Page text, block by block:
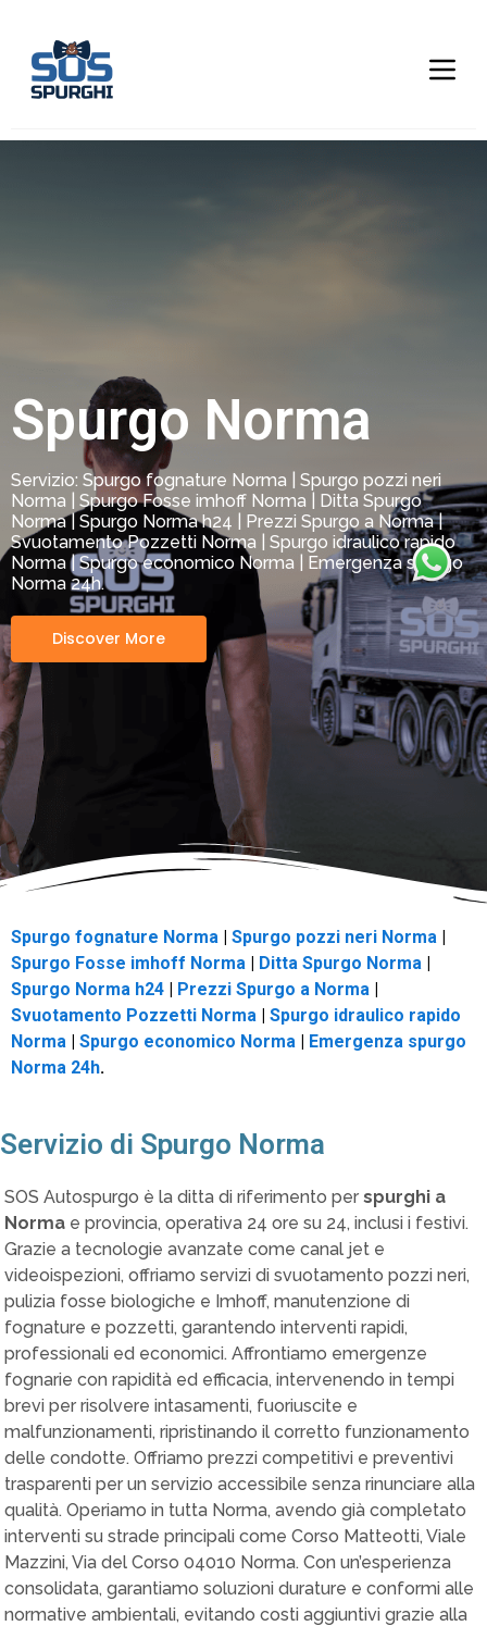
Spurgo Norma
Servizio: Spurgo fognature Norma | Spurgo pozzi neri
Norma | Spurgo Fosse imhoff Norma | Ditta Spurgo
Norma | Spurgo Norma h24 | Prezzi Spurgo a Norma |
Svuotamento Pozzetti Norma | Spurgo idraulico rapido
Norma | Spurgo economico Norma | Emergenza spurgo
Norma 24h.
Discover More
Spurgo fognature Norma | Spurgo pozzi neri Norma |
Spurgo Fosse imhoff Norma | Ditta Spurgo Norma |
Spurgo Norma h24 | Prezzi Spurgo a Norma |
Svuotamento Pozzetti Norma | Spurgo idraulico rapido
Norma | Spurgo economico Norma | Emergenza spurgo
Norma 24h.
Servizio di Spurgo Norma
SOS Autospurgo è la ditta di riferimento per spurghi a
Norma e provincia, operativa 24 ore su 24, inclusi i festivi.
Grazie a tecnologie avanzate come canal jet e
videoispezioni, offriamo servizi di svuotamento pozzi neri,
pulizia fosse biologiche e Imhoff, manutenzione di
fognature e pozzetti, garantendo interventi rapidi,
professionali ed economici. Affrontiamo emergenze
fognarie con rapidità ed efficacia, intervenendo in tempi
brevi per risolvere intasamenti, fuoriuscite e
malfunzionamenti, ripristinando il corretto funzionamento
delle condotte. Offriamo prezzi competitivi e preventivi
trasparenti per un servizio accessibile senza rinunciare alla
qualità. Operiamo in tutta Norma, avendo già completato
interventi su strade principali come Corso Matteotti, Viale
Mazzini, Via del Corso 04010 Norma. Con un’esperienza
consolidata, garantiamo soluzioni durature e conformi alle
normative ambientali, evitando costi aggiuntivi grazie alla